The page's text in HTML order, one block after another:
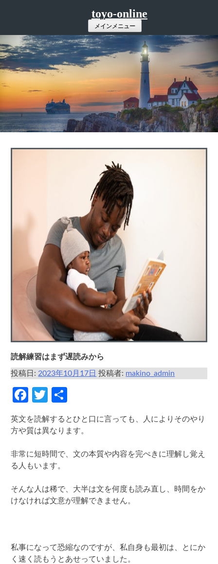
ツ
へ
ス
キ
ッ
プ
toyo-online
メインメニュー
読解練習はまず遅読みから
投稿日:2023年10月17日 投稿者: makino_admin
Facebook
Twitter
英文を読解するとひと口に言っても、人によりそのやり
方や質は異なります。
非常に短時間で、文の本質や内容を完ぺきに理解し覚え
る人もいます。
そんな人は稀で、大半は文を何度も読み直し、時間をか
けなければ文意が理解できません。
私事になって恐縮なのですが、私自身も最初は、とにか
く速く読もうとあせっていました。